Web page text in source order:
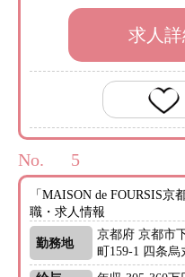
求人
No.
「MAISON de FOURSIS
職・求人情報
勤務地
京都府 京都市
町159-1 四条